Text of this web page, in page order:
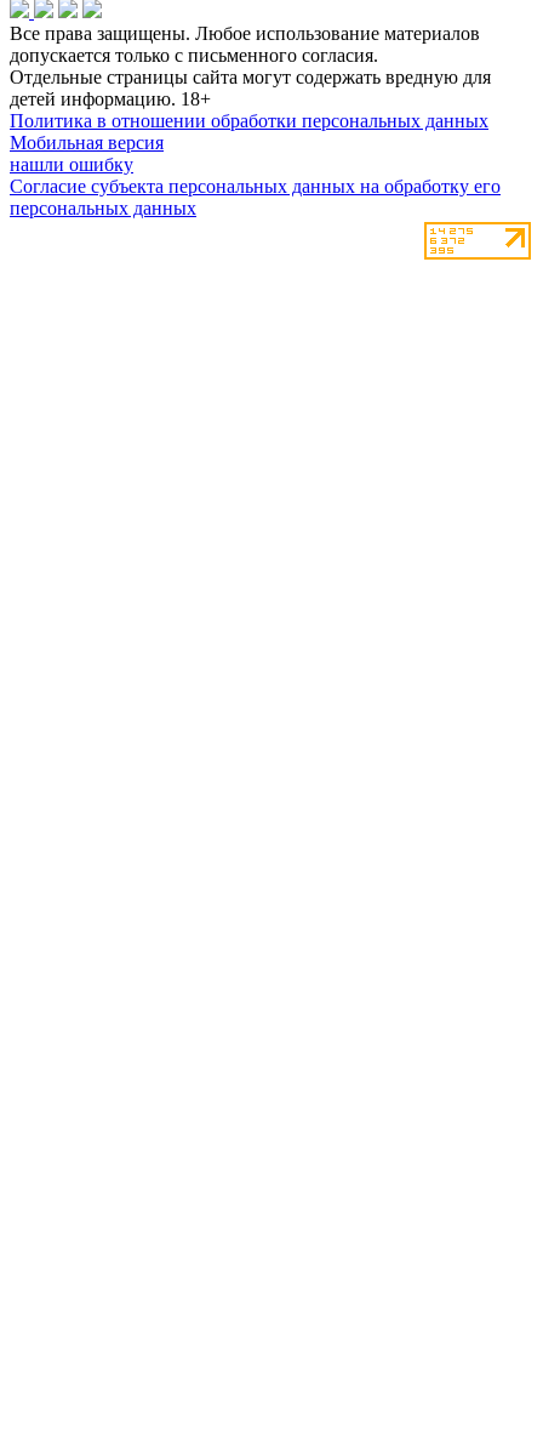
Все права защищены. Любое использование материалов
допускается только с письменного согласия.
Отдельные страницы сайта могут содержать вредную для
детей информацию. 18+
Политика в отношении обработки персональных данных
Мобильная версия
нашли ошибку
Согласие субъекта персональных данных на обработку его
персональных данных